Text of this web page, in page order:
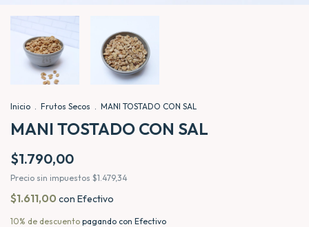
Inicio . Frutos Secos . MANI TOSTADO CON SAL
MANI TOSTADO CON SAL
$1.790,00
Precio sin impuestos $1.479,34
$1.611,00 con Efectivo
10% de descuento pagando con Efectivo